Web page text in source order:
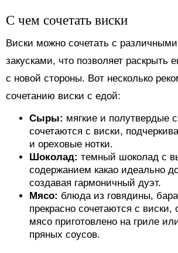
С чем сочетать виски
Виски можно сочетать с
закусками, что позволяет раскрыть
с новой стороны. Вот несколько
сочетанию виски с едой:
Сыры: мягкие и полутвердые
сочетаются с виски,
и ореховые нотки.
Шоколад: темный шоколад с
содержанием какао идеально
создавая гармоничный дуэт.
Мясо: блюда из говядины,
прекрасно сочетаются с виски,
мясо приготовлено на гриле
пряных соусов.